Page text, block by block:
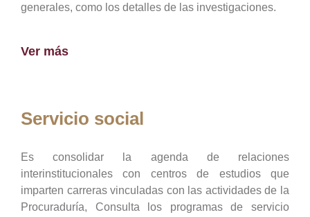
generales, como los detalles de las investigaciones.
Ver más
Servicio social
Es consolidar la agenda de relaciones
interinstitucionales con centros de estudios que
imparten carreras vinculadas con las actividades de la
Procuraduría, Consulta los programas de servicio